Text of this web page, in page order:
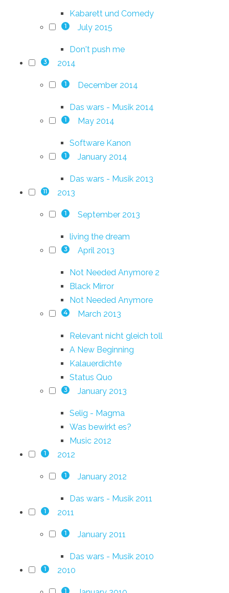
Kabarett und Comedy
1 July 2015
Don't push me
3 2014
1 December 2014
Das wars - Musik 2014
1 May 2014
Software Kanon
1 January 2014
Das wars - Musik 2013
11 2013
1 September 2013
living the dream
3 April 2013
Not Needed Anymore 2
Black Mirror
Not Needed Anymore
4 March 2013
Relevant nicht gleich toll
A New Beginning
Kalauerdichte
Status Quo
3 January 2013
Selig - Magma
Was bewirkt es?
Music 2012
1 2012
1 January 2012
Das wars - Musik 2011
1 2011
1 January 2011
Das wars - Musik 2010
1 2010
1